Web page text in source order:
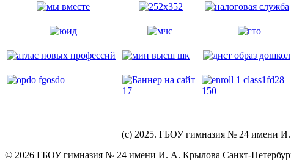
(c) 2025. ГБОУ гимназия № 24 имени
© 2026 ГБОУ гимназия № 24 имени И. А. Крылова Санкт-